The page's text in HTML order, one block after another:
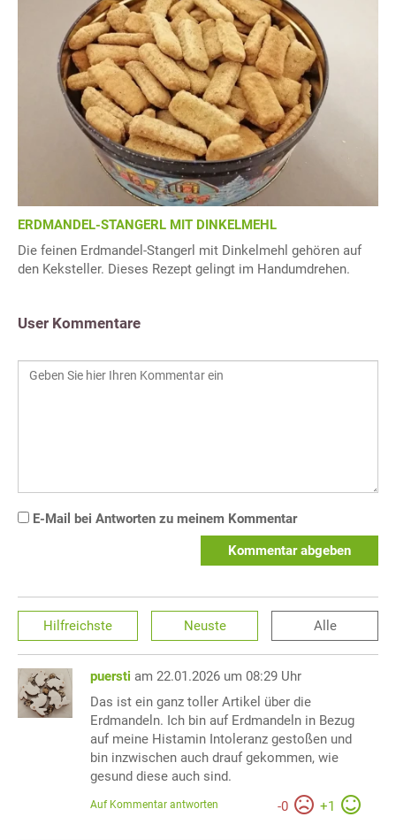
ERDMANDEL-STANGERL MIT DINKELMEHL
Die feinen Erdmandel-Stangerl mit Dinkelmehl gehören auf
den Keksteller. Dieses Rezept gelingt im Handumdrehen.
User Kommentare
E-Mail bei Antworten zu meinem Kommentar
Kommentar abgeben
Hilfreichste Neuste Alle
puersti am 22.01.2026 um 08:29 Uhr
Das ist ein ganz toller Artikel über die
Erdmandeln. Ich bin auf Erdmandeln in Bezug
auf meine Histamin Intoleranz gestoßen und
bin inzwischen auch drauf gekommen, wie
gesund diese auch sind.
-0 +1
Auf Kommentar antworten